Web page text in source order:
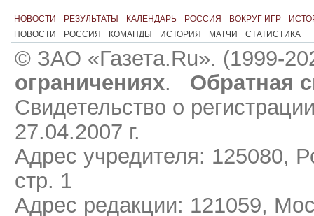
НОВОСТИ РЕЗУЛЬТАТЫ КАЛЕНДАРЬ РОССИЯ ВОКРУГ ИГР
НОВОСТИ
РОССИЯ КОМАНДЫ ИСТОРИЯ МАТЧИ СТАТИСТИКА
© ЗАО «Газета.Ru». (1999-
ограничениях.
Обратная
Свидетельство о
27.04.2007 г.
Адрес учредителя: 125080,
стр. 1
Адрес редакции: 121059,